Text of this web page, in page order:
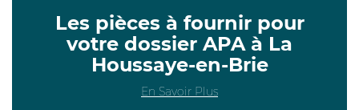
Les pièces à fournir pour
votre dossier APA à La
Houssaye-en-Brie
En Savoir Plus